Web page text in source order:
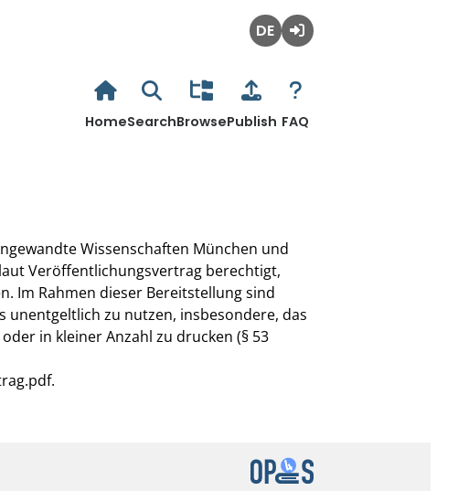
HomeSearchBrowsePublish FAQ
Wissenschaften München und
Veröffentlichungsvertrag berechtigt,
Im Rahmen dieser Bereitstellung sind
zu nutzen, insbesondere, das
in kleiner Anzahl zu drucken (§ 53